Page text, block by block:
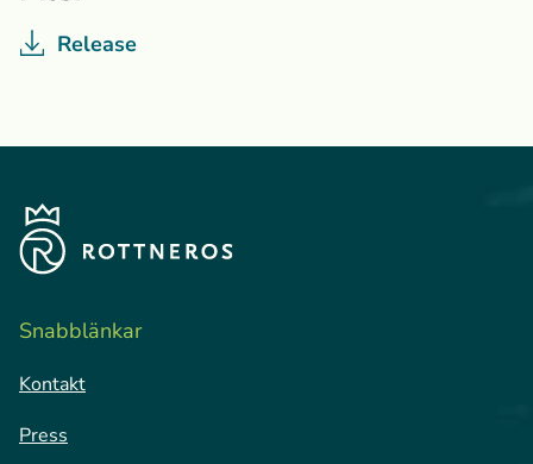
Release
Snabblänkar
Kontakt
Press